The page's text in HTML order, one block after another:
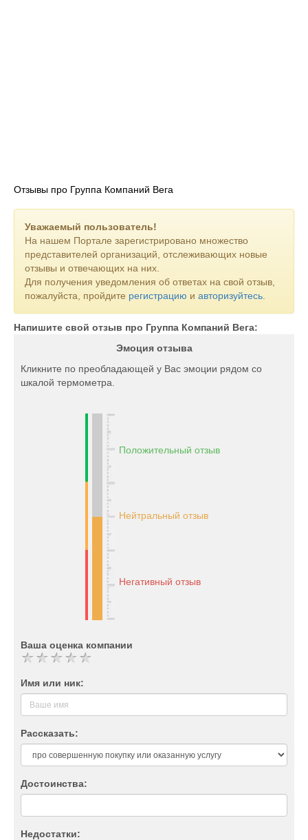
Отзывы про Группа Компаний Вега
Уважаемый пользователь!
На нашем Портале зарегистрировано множество
представителей организаций, отслеживающих новые
отзывы и отвечающих на них.
Для получения уведомления об ответах на свой отзыв,
пожалуйста, пройдите регистрацию и авторизуйтесь
Напишите свой отзыв про Группа Компаний Вега:
Эмоция отзыва
Кликните по преобладающей у Вас эмоции рядом со
шкалой термометра.
Положительный отзыв
Нейтральный отзыв
Негативный отзыв
Ваша оценка компании
Имя или ник:
Рассказать:
Достоинства:
Недостатки: